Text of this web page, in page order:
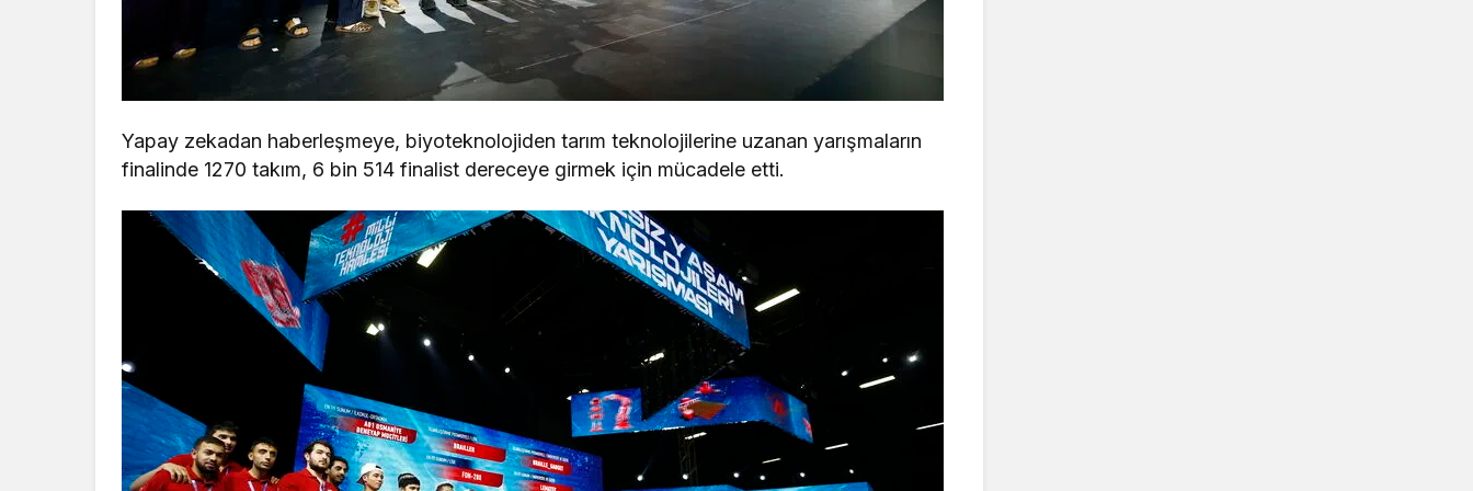
Yapay zekadan haberleşmeye, biyoteknolojiden tarım teknolojilerine uzanan yarışmaların
finalinde 1270 takım, 6 bin 514 finalist dereceye girmek için mücadele etti.